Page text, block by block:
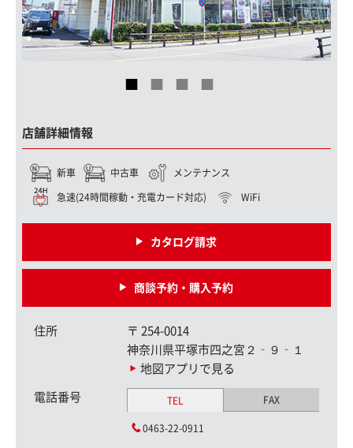
店舗詳細情報
新車 中古車 メンテナンス
急速(24時間稼動・充電カード対応) WiFi
カタログ請求
商談予約・購入予約
住所 〒 254-0014
神奈川県平塚市四之宮２‐９‐１
地図アプリで見る
電話番号 TEL FAX
0463-22-0911